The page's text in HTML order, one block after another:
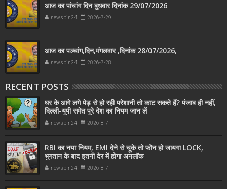
आज का पांचांग दिन बुधवार दिनांक 29/07/2026
newsbin24 2026-7-29
आज का पञ्चांग,दिन,मंगलवार ,दिनांक 28/07/2026,
newsbin24 2026-7-28
RECENT POSTS
घर के आगे लगे पेड़ से हो रही परेशानी तो काट सकते हैं? पंजाब ही नहीं,
दिल्‍ली-यूपी समेत पूरे देश का नियम जान लें
newsbin24 2026-8-7
RBI का नया नियम, EMI देने से चूके तो फोन हो जायगा LOCK,
भुगतान के बाद इतनी देर में होगा अनलॉक
newsbin24 2026-8-7